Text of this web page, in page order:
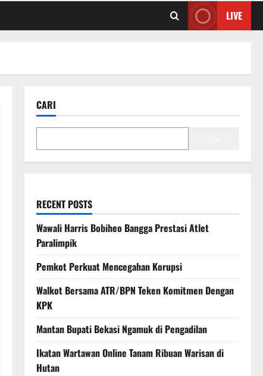
LIVE
CARI
RECENT POSTS
Wawali Harris Bobiheo Bangga Prestasi Atlet
Paralimpik
Pemkot Perkuat Mencegahan Korupsi
Walkot Bersama ATR/BPN Teken Komitmen Dengan
KPK
Mantan Bupati Bekasi Ngamuk di Pengadilan
Ikatan Wartawan Online Tanam Ribuan Warisan di
Hutan